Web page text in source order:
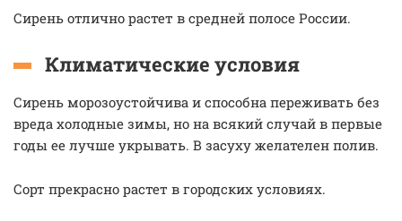
Сирень отлично растет в средней полосе России.
Климатические условия
Сирень морозоустойчива и способна переживать без
вреда холодные зимы, но на всякий случай в первые
годы ее лучше укрывать. В засуху желателен полив.
Сорт прекрасно растет в городских условиях.